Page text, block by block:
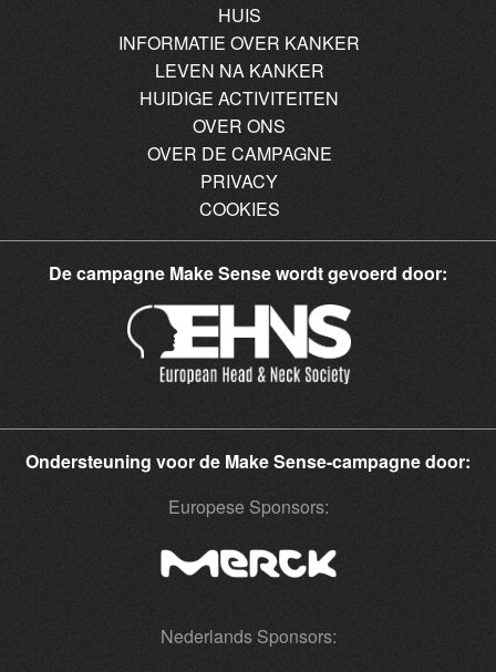
HUIS
INFORMATIE OVER KANKER
LEVEN NA KANKER
HUIDIGE ACTIVITEITEN
OVER ONS
OVER DE CAMPAGNE
PRIVACY
COOKIES
De campagne Make Sense wordt gevoerd door:
Ondersteuning voor de Make Sense-campagne door:
Europese Sponsors:
Nederlands Sponsors: